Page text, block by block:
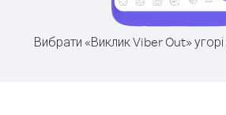
Вибрати «Виклик Viber Out»